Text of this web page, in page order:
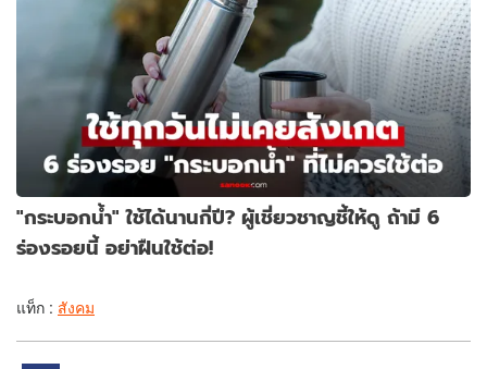
"กระบอกน้ำ" ใช้ได้นานกี่ปี? ผู้เชี่ยวชาญชี้ให้ดู ถ้ามี 6
ร่องรอยนี้ อย่าฝืนใช้ต่อ!
แท็ก : สังคม